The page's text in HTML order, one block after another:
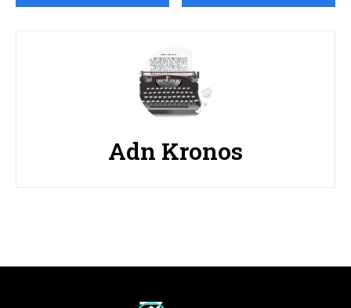
Adn Kronos